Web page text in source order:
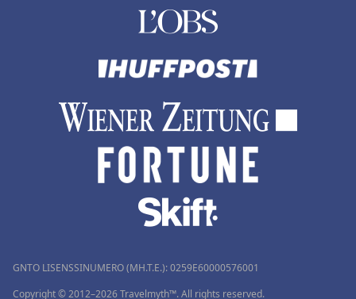
GNTO LISENSSINUMERO (MH.T.E.): 0259Ε60000576001
Copyright © 2012–2026 Travelmyth™. All rights reserved.